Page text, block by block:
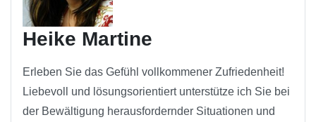
Heike Martine
Erleben Sie das Gefühl vollkommener Zufriedenheit!
Liebevoll und lösungsorientiert unterstütze ich Sie bei
der Bewältigung herausfordernder Situationen und